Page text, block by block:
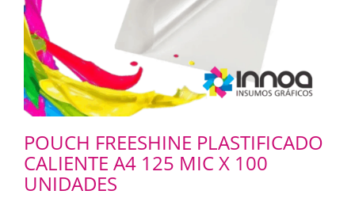
POUCH FREESHINE PLASTIFICADO
CALIENTE A4 125 MIC X 100
UNIDADES